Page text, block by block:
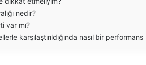
nedir?
var mı?
karşılaştırıldığında nasıl bir performans